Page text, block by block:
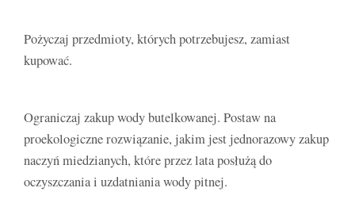
Pożyczaj przedmioty, których potrzebujesz, zamiast
kupować.
Ograniczaj zakup wody butelkowanej. Postaw na
proekologiczne rozwiązanie, jakim jest jednorazowy zakup
naczyń miedzianych, które przez lata posłużą do
oczyszczania i uzdatniania wody pitnej.